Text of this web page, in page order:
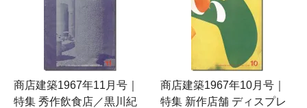
商店建築1967年11月号｜
特集 秀作飲食店／黒川紀
商店建築1967年10月号｜
特集 新作店舗 ディスプレ